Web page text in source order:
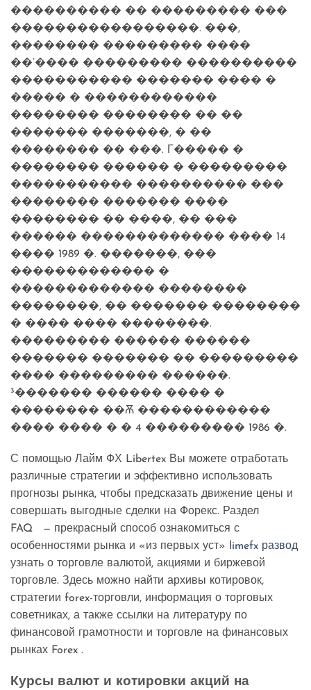
���������� �� ��������� ���
�����������������. ���,
�������� ��������� ����
��’���� ��������� ����������
����������� ������� ���� �
����� � ������������
�������� �������� �� ��
������� �������, � ��
�������� �� ���. Г����� �
�������� ������ � ���������
����������� ���������� ���
�������� ������� ����
�������� �� ����, �� ���
������ ������������� ���� 14
���� 1989 �. �������, ���
������������� �
������������� ��������
��������, �� ������� ��������
� ���� ���� ��������.
��������� ������ ������
������� ������� �� ���������
���� ��������� ������.
³������� ������ ���� �
�������� ��Ѫ ������������
���� ���� � � 4 ��������� 1986 �.
С помощью Лайм ФХ Libertex Вы можете отработать
различные стратегии и эффективно использовать
прогнозы рынка, чтобы предсказать движение цены и
совершать выгодные сделки на Форекс. Раздел
FAQ — прекрасный способ ознакомиться с
особенностями рынка и «из первых уст» limefx развод
узнать о торговле валютой, акциями и биржевой
торговле. Здесь можно найти архивы котировок,
стратегии forex-торговли, информация о торговых
советниках, а также ссылки на литературу по
финансовой грамотности и торговле на финансовых
рынках Forex .
Курсы валют и котировки акций на